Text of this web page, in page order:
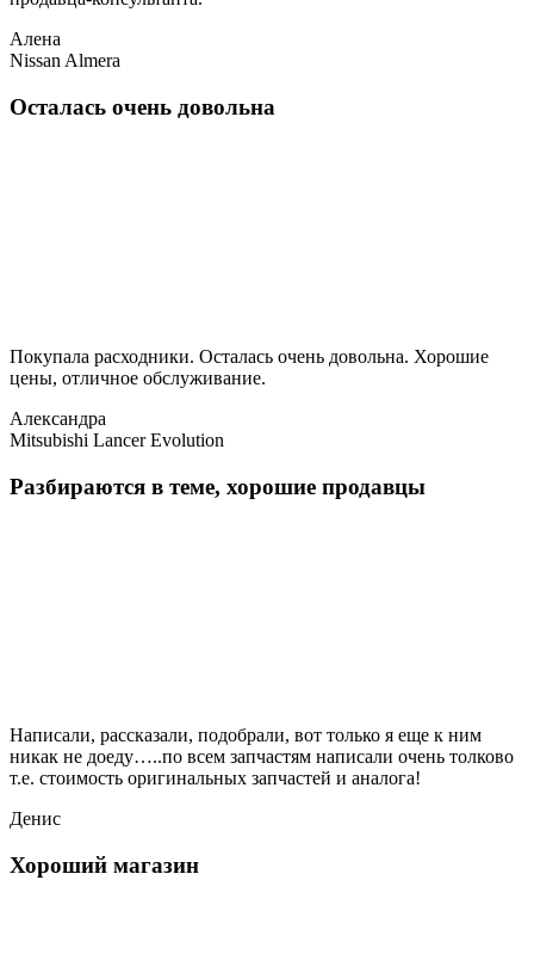
Алена
Nissan Almera
Осталась очень довольна
Покупала расходники. Осталась очень довольна. Хорошие
цены, отличное обслуживание.
Александра
Mitsubishi Lancer Evolution
Разбираются в теме, хорошие продавцы
Написали, рассказали, подобрали, вот только я еще к ним
никак не доеду…..по всем запчастям написали очень толково
т.е. стоимость оригинальных запчастей и аналога!
Денис
Хороший магазин